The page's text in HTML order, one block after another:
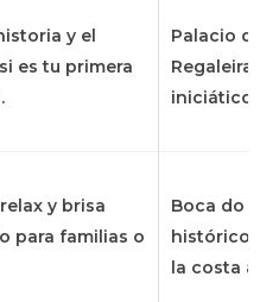
y el
es tu primera
Palacio
iniciático.
y brisa
para familias o
Boca do
histórico
la costa